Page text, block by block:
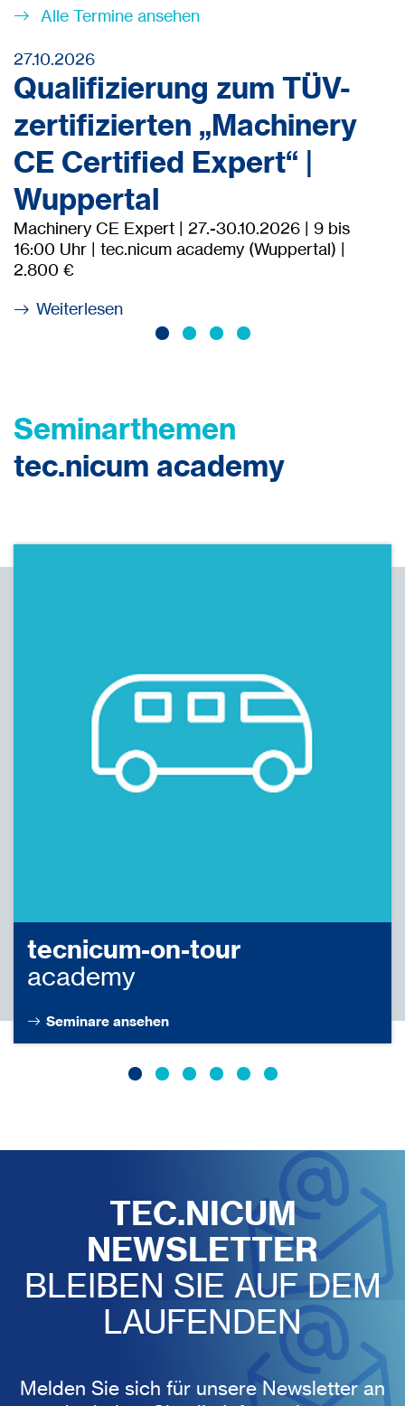
Alle Termine ansehen
27.10.2026
Qualifizierung zum TÜV-
zertifizierten „Machinery
CE Certified Expert“ |
Wuppertal
Machinery CE Expert | 27.-30.10.2026 | 9 bis
16:00 Uhr | tec.nicum academy (Wuppertal) |
2.800 €
Weiterlesen
Seminarthemen
tec.nicum academy
tecnicum-on-tour
academy
Seminare ansehen
TEC.NICUM
NEWSLETTER
BLEIBEN SIE AUF DEM
LAUFENDEN
Melden Sie sich für unsere Newsletter an